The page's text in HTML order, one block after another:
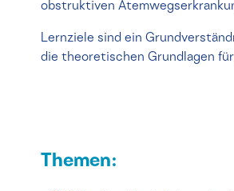
obstruktiven
Lernziele sind ein
die theoretischen Grundlagen
Themen: